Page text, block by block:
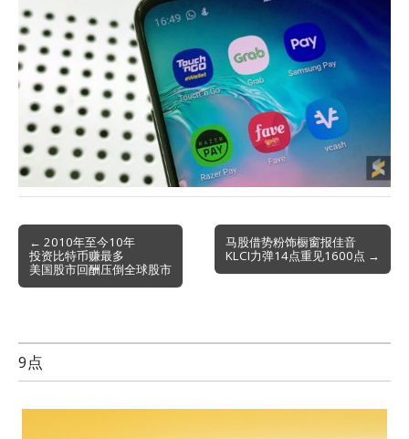
Post
navigation
← 2010年至今10年
投资比特币赚最多
美国股市回酬压倒全球股市
马股借势粉饰橱窗报佳音
KLCI力弹14点重见1600点 →
9点